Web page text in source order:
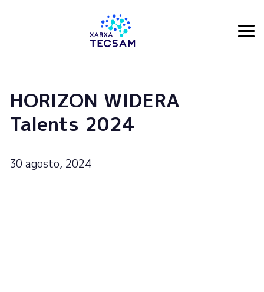
HORIZON WIDERA
Talents 2024
30 agosto, 2024